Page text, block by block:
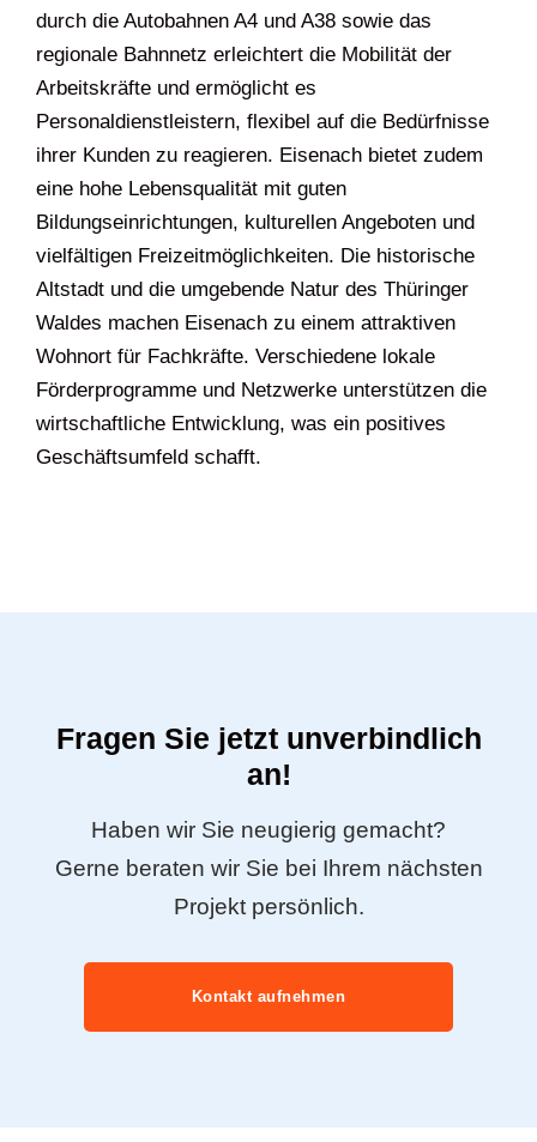
durch die Autobahnen A4 und A38 sowie das
regionale Bahnnetz erleichtert die Mobilität der
Arbeitskräfte und ermöglicht es
Personaldienstleistern, flexibel auf die Bedürfnisse
ihrer Kunden zu reagieren. Eisenach bietet zudem
eine hohe Lebensqualität mit guten
Bildungseinrichtungen, kulturellen Angeboten und
vielfältigen Freizeitmöglichkeiten. Die historische
Altstadt und die umgebende Natur des Thüringer
Waldes machen Eisenach zu einem attraktiven
Wohnort für Fachkräfte. Verschiedene lokale
Förderprogramme und Netzwerke unterstützen die
wirtschaftliche Entwicklung, was ein positives
Geschäftsumfeld schafft.
Fragen Sie jetzt unverbindlich
an!
Haben wir Sie neugierig gemacht?
Gerne beraten wir Sie bei Ihrem nächsten
Projekt persönlich.
Kontakt aufnehmen